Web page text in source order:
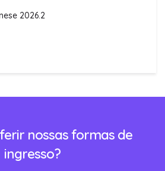
2026.2
nossas formas de
ingresso?